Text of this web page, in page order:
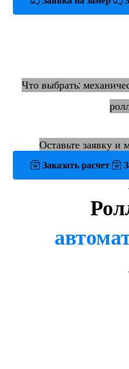
Что выбрать:
Оставьте заявку
Заказать расчет